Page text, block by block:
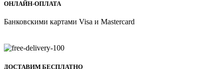
ОНЛАЙН-ОПЛАТА
Банковскими картами Visa и Mastercard
ДОСТАВИМ БЕСПЛАТНО